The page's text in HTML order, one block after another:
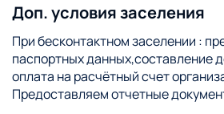
Доп. условия заселения
При бесконтактном заселении :
паспортных данных,составление
оплата на расчётный счет
Предоставляем отчетные